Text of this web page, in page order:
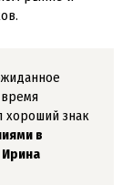
хороший знак
в
Ирина